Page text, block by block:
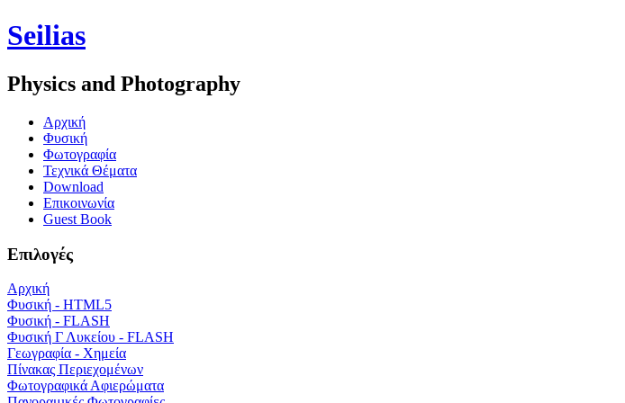
Seilias
Physics and Photography
Aρχική
Φυσική
Φωτογραφία
Τεχνικά Θέματα
Download
Επικοινωνία
Guest Book
Επιλογές
Αρχική
Φυσική - HTML5
Φυσική - FLASH
Φυσική Γ Λυκείου - FLASH
Γεωγραφία - Χημεία
Πίνακας Περιεχομένων
Φωτογραφικά Αφιερώματα